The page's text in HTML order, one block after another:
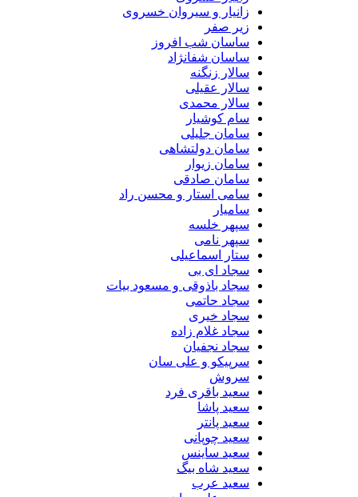
زانیار و سیروان خسروی
زیر صفر
ساسان شب افروز
ساسان شفانژاد
سالار زنگنه
سالار عقیلی
سالار محمدی
سام کوشیار
سامان جلیلی
سامان دولتشاهی
سامان زیوار
سامان صادقی
سامی استار و محسن راد
سامیار
سپهر خلسه
سپهر نامی
ستار اسماعیلی
سجاد ای بی
سجاد باذوقی و مسعود بیات
سجاد حاتمی
سجاد خیری
سجاد غلام زاده
سجاد نجفیان
سرپیکو و علی سان
سروش
سعید باقری فرد
سعید پاشا
سعید پانتر
سعید چوپانی
سعید ساینس
سعید شاه بیگ
سعید عرب